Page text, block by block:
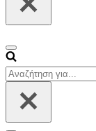
Μενού
πλοήγησης
Αναζήτηση
για...